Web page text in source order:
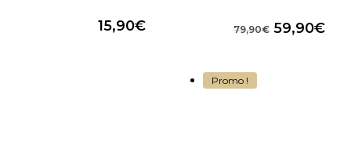
15,90€ 79,90€ Le
59,90€Le
Promo !